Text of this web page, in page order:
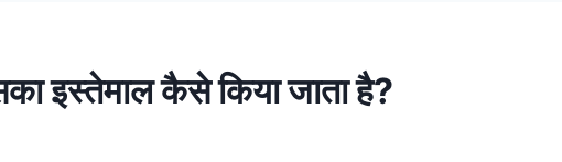
इस्तेमाल कैसे किया जाता है?